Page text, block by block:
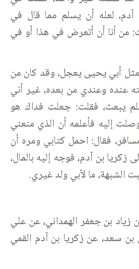
لعله أن يسلم مما قال في
من أنا أن أتعرض في هذا أو في
أبي يحيى يعجل، وقد كان من
عنده وعندي من بعده، غير أني
يبعث، فقلت: جعلت فداك هو
إليه فأعلمه أن الذي منعني
فقال: احمل كتابي ومره أن
زكريا بن آدم، فوجه إليه بالمال،
الشبهة، ما لأبي ولد غيري.
بن جعفر الهمداني، عن علي
سعد، عن زكريا بن آدم القمي